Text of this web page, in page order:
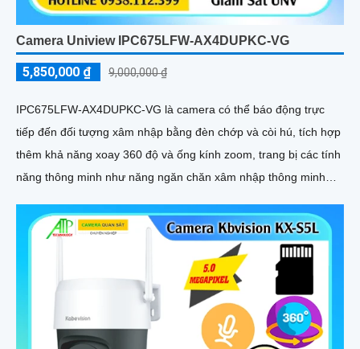
Camera Uniview IPC675LFW-AX4DUPKC-VG
5,850,000 ₫ 9,000,000 ₫
IPC675LFW-AX4DUPKC-VG là camera có thể báo động trực
tiếp đến đối tượng xâm nhập bằng đèn chớp và còi hú, tích hợp
thêm khả năng xoay 360 độ và ống kính zoom, trang bị các tính
năng thông minh như năng ngăn chăn xâm nhập thông minh